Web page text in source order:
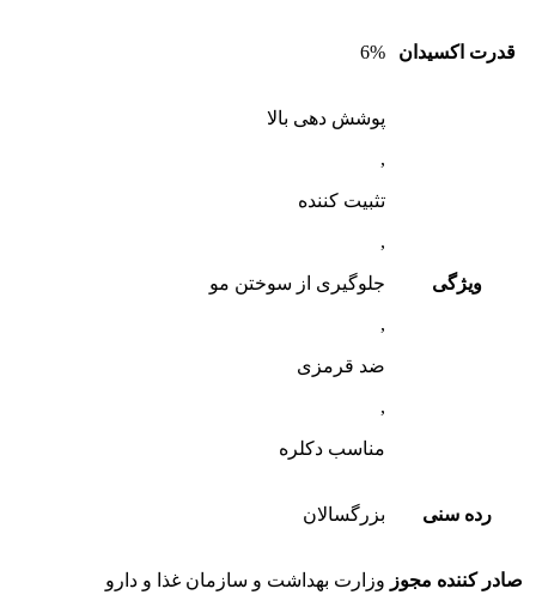
اکسیدان 6%
ویژگی
پوشش دهی بالا
تثبیت کننده
جلوگیری از سوختن مو
ضد قرمزی
مناسب دکلره
رده سنی بزرگسالان
کننده مجوز وزارت بهداشت و سازمان غذا و دارو